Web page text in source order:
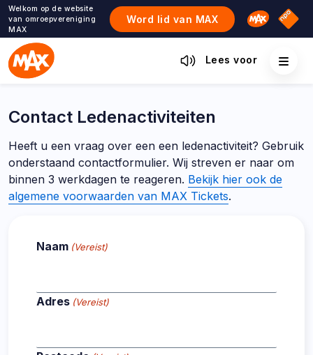
Ga
naar
de
inhoud
Welkom op de website
van omroepvereniging
MAX
Word lid van MAX Omroep
NPO
Lees voor
Contact Ledenactiviteiten
Heeft u een vraag over een een ledenactiviteit? Gebruik
onderstaand contactformulier. Wij streven er naar om
binnen 3 werkdagen te reageren. Bekijk hier ook de
algemene voorwaarden van MAX Tickets.
Naam (Vereist)
Adres (Vereist)